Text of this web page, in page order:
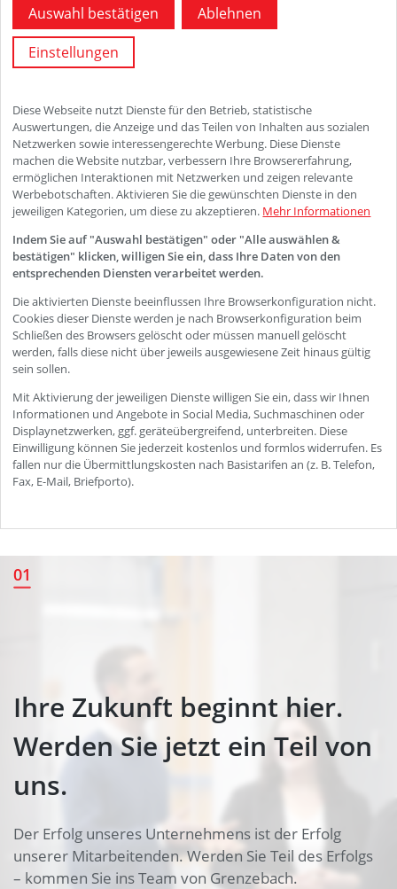
Ihre Zukunft beginnt hier.
Ihre Zukunft beginnt hier.
Werden Sie jetzt ein Teil von
uns.
Der Erfolg unseres Unternehmens ist der Erfolg
unserer Mitarbeitenden. Werden Sie Teil des Erfolgs
– kommen Sie ins Team von Grenzebach.
01